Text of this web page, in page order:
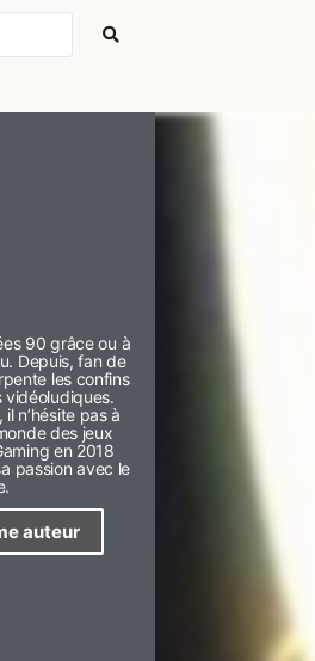
90 grâce ou à
Depuis, fan de
les confins
n’hésite pas à
des jeux
en 2018
passion avec le
auteur